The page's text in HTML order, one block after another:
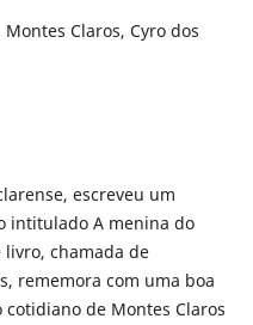
Claros, Cyro dos
escreveu um
intitulado A menina do
chamada de
rememora com uma boa
de Montes Claros